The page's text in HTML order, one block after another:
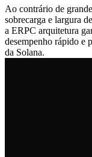
Ao contrário de
sobrecarga e largura
a ERPC arquitetura
desempenho rápido e
da Solana.